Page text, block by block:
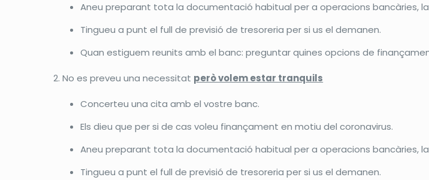
Aneu preparant tota la documentació habitual per a operacions bancàries, la
Tingueu a punt el full de previsió de tresoreria per si us el demanen.
Quan estiguem reunits amb el banc: preguntar quines opcions de
No es preveu una necessitat però volem estar tranquils
Concerteu una cita amb el vostre banc.
Els dieu que per si de cas voleu finançament en motiu del coronavirus.
Aneu preparant tota la documentació habitual per a operacions bancàries, la
Tingueu a punt el full de previsió de tresoreria per si us el demanen.